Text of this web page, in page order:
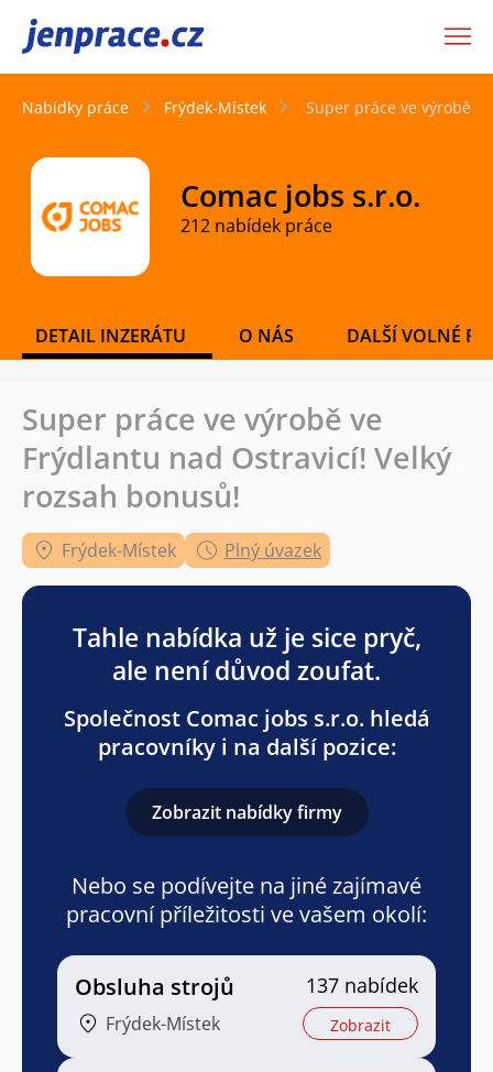
JenPráce.cz
Nabídky práce Frýdek-Místek Super práce ve výrobě
Comac jobs s.r.o.
212 nabídek práce
DETAIL INZERÁTU O NÁS DALŠÍ VOLNÉ
Super práce ve výrobě ve
Frýdlantu nad Ostravicí! Velký
rozsah bonusů!
Frýdek-Místek Plný úvazek
Tahle nabídka už je sice pryč,
ale není důvod zoufat.
Společnost Comac jobs s.r.o. hledá
pracovníky i na další pozice:
Zobrazit nabídky firmy
Nebo se podívejte na jiné zajímavé
pracovní příležitosti ve vašem okolí:
Obsluha strojů
Frýdek-Místek
137 nabídek
Zobrazit